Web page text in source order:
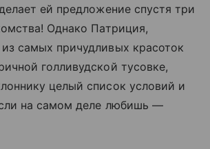
ей предложение спустя три
Однако Патриция,
самых причудливых красоток
голливудской тусовке,
целый список условий и
на самом деле любишь —